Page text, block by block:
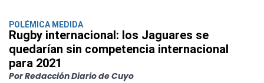
POLÉMICA MEDIDA
Rugby internacional: los Jaguares se
quedarían sin competencia internacional
para 2021
Por Redacción Diario de Cuyo